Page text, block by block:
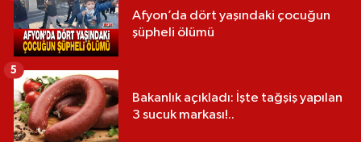
Afyon’da dört yaşındaki çocuğun
şüpheli ölümü
Bakanlık açıkladı: İşte tağşiş yapılan
3 sucuk markası!..
5